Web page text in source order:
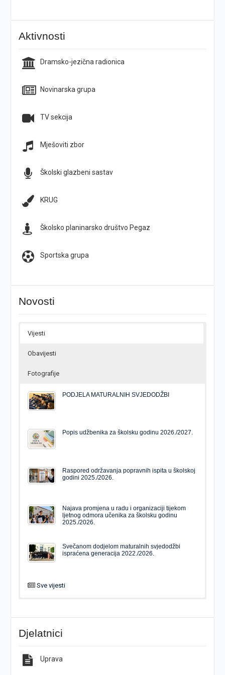
Aktivnosti
Dramsko-jezična radionica
Novinarska grupa
TV sekcija
Mješoviti zbor
Školski glazbeni sastav
KRUG
Školsko planinarsko društvo Pegaz
Sportska grupa
Novosti
Vijesti
Obavijesti
Fotografije
PODJELA MATURALNIH SVJEDODŽBI
Popis udžbenika za školsku godinu 2026./2027.
Raspored održavanja popravnih ispita u školskoj
godini 2025./2026.
Najava promjena u radu i organizaciji tijekom
ljetnog odmora učenika za školsku godinu
2025./2026.
Svečanom dodjelom maturalnih svjedodžbi
ispraćena generacija 2022./2026.
Sve vijesti
Popis udžbenika za školsku godinu 2026./2027.
Natječaj za upis u 1. razred Katoličke gimnazije s
pravom javnosti
Djelatnici
Uprava